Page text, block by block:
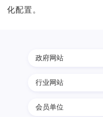
化配置。
政府网站
行业网站
会员单位